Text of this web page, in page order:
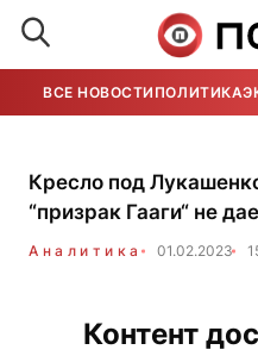
ВСЕ НОВОСТИ ПОЛИТИКА
Кресло под
“призрак Гааги“ не
Аналитика 01.02.2023
Контент